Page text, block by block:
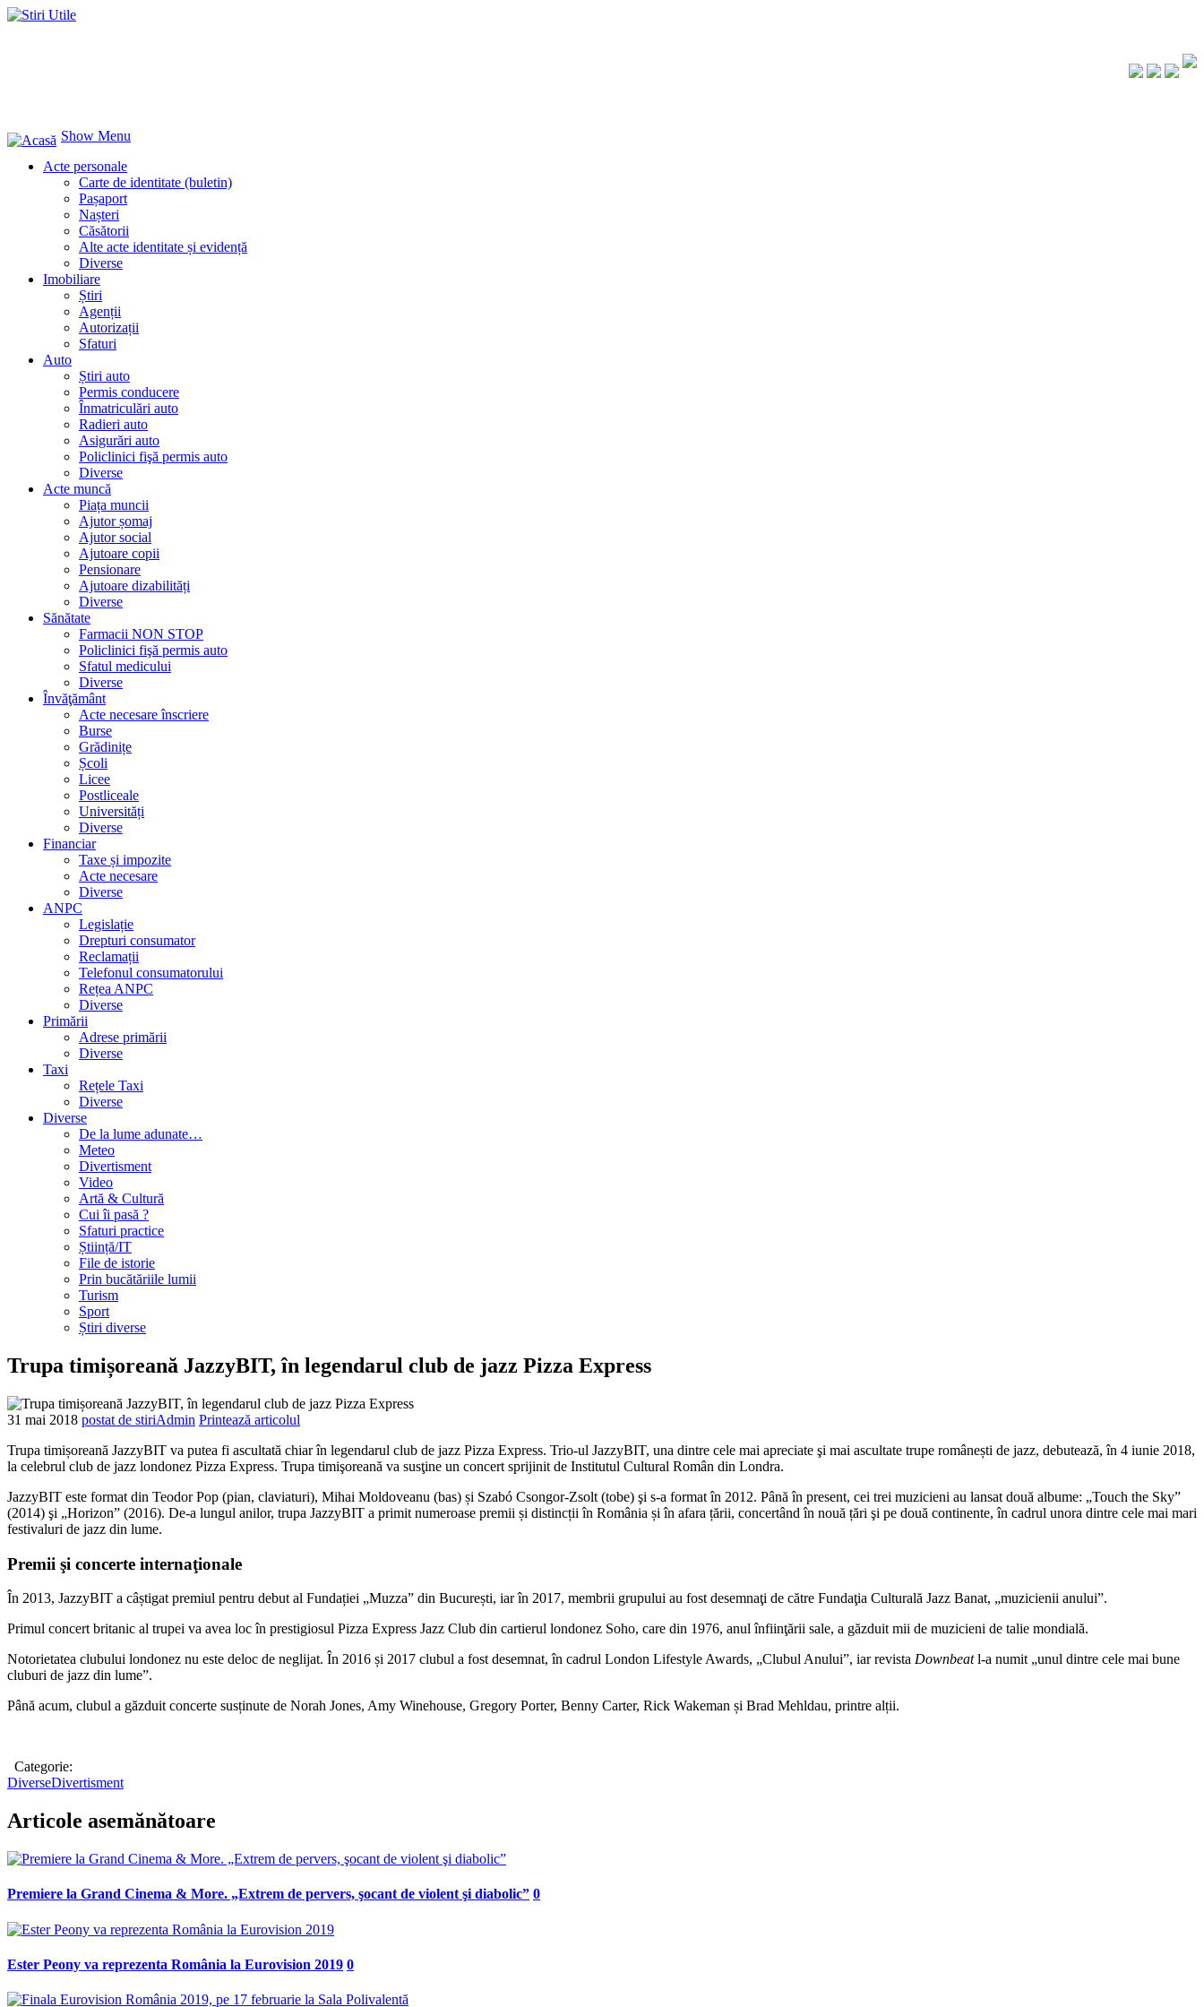
Show Menu
Acte personale
Carte de identitate (buletin)
Pașaport
Nașteri
Căsătorii
Alte acte identitate și evidență
Diverse
Imobiliare
Știri
Agenții
Autorizații
Sfaturi
Auto
Știri auto
Permis conducere
Înmatriculări auto
Radieri auto
Asigurări auto
Policlinici fişă permis auto
Diverse
Acte muncă
Piața muncii
Ajutor șomaj
Ajutor social
Ajutoare copii
Pensionare
Ajutoare dizabilități
Diverse
Sănătate
Farmacii NON STOP
Policlinici fişă permis auto
Sfatul medicului
Diverse
Învăţământ
Acte necesare înscriere
Burse
Grădinițe
Școli
Licee
Postliceale
Universități
Diverse
Financiar
Taxe și impozite
Acte necesare
Diverse
ANPC
Legislație
Drepturi consumator
Reclamații
Telefonul consumatorului
Rețea ANPC
Diverse
Primării
Adrese primării
Diverse
Taxi
Rețele Taxi
Diverse
Diverse
De la lume adunate…
Meteo
Divertisment
Video
Artă & Cultură
Cui îi pasă ?
Sfaturi practice
Știință/IT
File de istorie
Prin bucătăriile lumii
Turism
Sport
Știri diverse
Trupa timișoreană JazzyBIT, în legendarul club de jazz Pizza Express
31 mai 2018 postat de stiriAdmin Printează articolul
Trupa timișoreană JazzyBIT va putea fi ascultată chiar în legendarul club de jazz Pizza Express. Trio-ul JazzyBIT, una dintre cele mai apreciate şi mai ascultate trupe românești de jazz, debutează, în 4 iunie 2018,
la celebrul club de jazz londonez Pizza Express. Trupa timişoreană va susţine un concert sprijinit de Institutul Cultural Român din Londra.
JazzyBIT este format din Teodor Pop (pian, claviaturi), Mihai Moldoveanu (bas) și Szabó Csongor-Zsolt (tobe) şi s-a format în 2012. Până în present, cei trei muzicieni au lansat două albume: „Touch the Sky”
(2014) şi „Horizon” (2016). De-a lungul anilor, trupa JazzyBIT a primit numeroase premii și distincții în România și în afara țării, concertând în nouă țări şi pe două continente, în cadrul unora dintre cele mai mari
festivaluri de jazz din lume.
Premii şi concerte internaţionale
În 2013, JazzyBIT a câștigat premiul pentru debut al Fundației „Muzza” din București, iar în 2017, membrii grupului au fost desemnaţi de către Fundaţia Culturală Jazz Banat, „muzicienii anului”.
Primul concert britanic al trupei va avea loc în prestigiosul Pizza Express Jazz Club din cartierul londonez Soho, care din 1976, anul înfiinţării sale, a găzduit mii de muzicieni de talie mondială.
Notorietatea clubului londonez nu este deloc de neglijat. În 2016 și 2017 clubul a fost desemnat, în cadrul London Lifestyle Awards, „Clubul Anului”, iar revista Downbeatl-a numit „unul dintre cele mai bune
cluburi de jazz din lume”.
Până acum, clubul a găzduit concerte susținute de Norah Jones, Amy Winehouse, Gregory Porter, Benny Carter, Rick Wakeman și Brad Mehldau, printre alții.
Categorie:
DiverseDivertisment
Articole asemănătoare
Premiere la Grand Cinema & More. „Extrem de pervers, şocant de violent şi diabolic” 0
Ester Peony va reprezenta România la Eurovision 2019 0